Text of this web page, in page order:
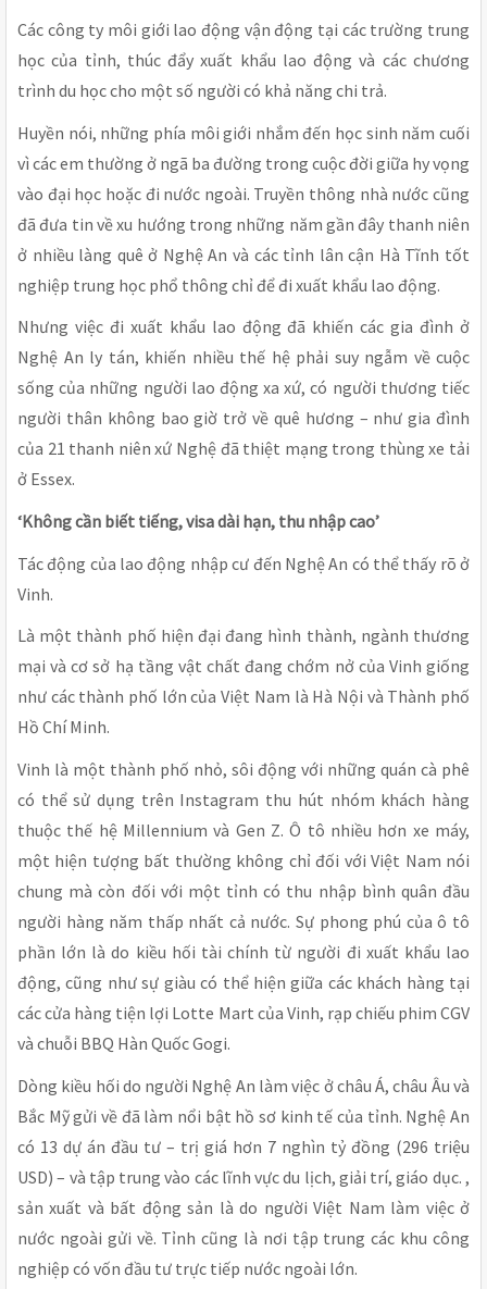
Các công ty môi giới lao động vận động tại các trường trung
học của tỉnh, thúc đẩy xuất khẩu lao động và các chương
trình du học cho một số người có khả năng chi trả.
Huyền nói, những phía môi giới nhắm đến học sinh năm cuối
vì các em thường ở ngã ba đường trong cuộc đời giữa hy vọng
vào đại học hoặc đi nước ngoài. Truyền thông nhà nước cũng
đã đưa tin về xu hướng trong những năm gần đây thanh niên
ở nhiều làng quê ở Nghệ An và các tỉnh lân cận Hà Tĩnh tốt
nghiệp trung học phổ thông chỉ để đi xuất khẩu lao động.
Nhưng việc đi xuất khẩu lao động đã khiến các gia đình ở
Nghệ An ly tán, khiến nhiều thế hệ phải suy ngẫm về cuộc
sống của những người lao động xa xứ, có người thương tiếc
người thân không bao giờ trở về quê hương – như gia đình
của 21 thanh niên xứ Nghệ đã thiệt mạng trong thùng xe tải
ở Essex.
‘Không cần biết tiếng, visa dài hạn, thu nhập cao’
Tác động của lao động nhập cư đến Nghệ An có thể thấy rõ ở
Vinh.
Là một thành phố hiện đại đang hình thành, ngành thương
mại và cơ sở hạ tầng vật chất đang chớm nở của Vinh giống
như các thành phố lớn của Việt Nam là Hà Nội và Thành phố
Hồ Chí Minh.
Vinh là một thành phố nhỏ, sôi động với những quán cà phê
có thể sử dụng trên Instagram thu hút nhóm khách hàng
thuộc thế hệ Millennium và Gen Z. Ô tô nhiều hơn xe máy,
một hiện tượng bất thường không chỉ đối với Việt Nam nói
chung mà còn đối với một tỉnh có thu nhập bình quân đầu
người hàng năm thấp nhất cả nước. Sự phong phú của ô tô
phần lớn là do kiều hối tài chính từ người đi xuất khẩu lao
động, cũng như sự giàu có thể hiện giữa các khách hàng tại
các cửa hàng tiện lợi Lotte Mart của Vinh, rạp chiếu phim CGV
và chuỗi BBQ Hàn Quốc Gogi.
Dòng kiều hối do người Nghệ An làm việc ở châu Á, châu Âu và
Bắc Mỹ gửi về đã làm nổi bật hồ sơ kinh tế của tỉnh. Nghệ An
có 13 dự án đầu tư – trị giá hơn 7 nghìn tỷ đồng (296 triệu
USD) – và tập trung vào các lĩnh vực du lịch, giải trí, giáo dục. ,
sản xuất và bất động sản là do người Việt Nam làm việc ở
nước ngoài gửi về. Tỉnh cũng là nơi tập trung các khu công
nghiệp có vốn đầu tư trực tiếp nước ngoài lớn.